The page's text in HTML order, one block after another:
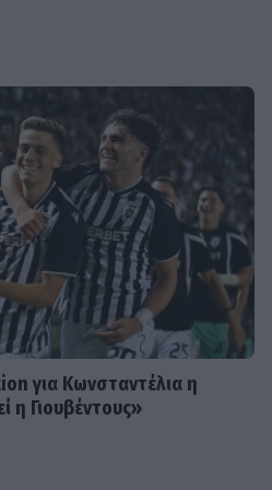
ανθρώπινο
των
η
του
για Κωνσταντέλια η
η Γιουβέντους»